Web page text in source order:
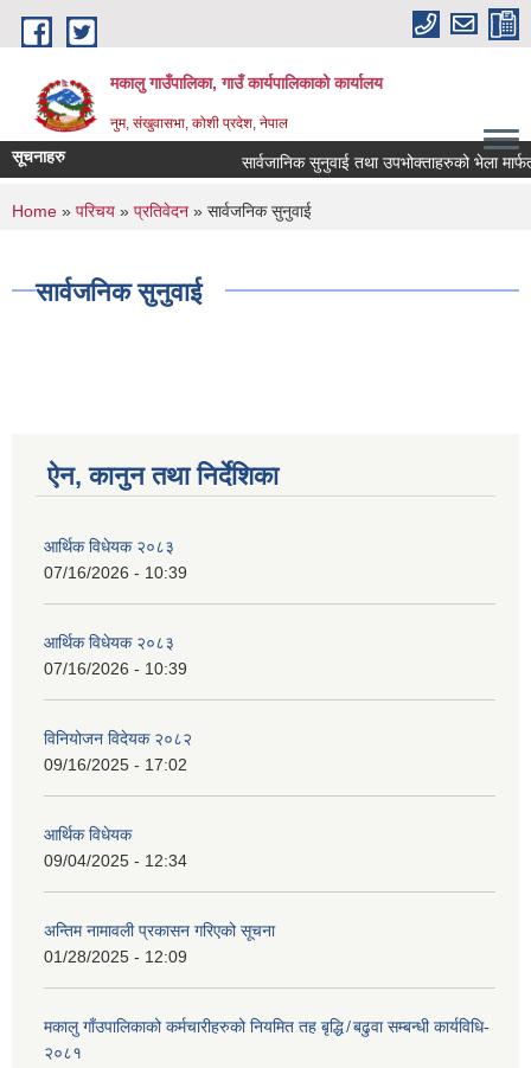
Skip to main content
मकालु गाउँपालिका, गाउँ कार्यपालिकाको कार्यालय
नुम, संखुवासभा, कोशी प्रदेश, नेपाल
सूचनाहरु सार्वजानिक सुनुवाई तथा उपभोक्ताहरुको भेला मार्फत
You are here
Home » परिचय » प्रतिवेदन » सार्वजनिक सुनुवाई
सार्वजनिक सुनुवाई
ऐन, कानुन तथा निर्देशिका
आर्थिक विधेयक २०८३
07/16/2026 - 10:39
आर्थिक विधेयक २०८३
07/16/2026 - 10:39
विनियोजन विदेयक २०८२
09/16/2025 - 17:02
आर्थिक विधेयक
09/04/2025 - 12:34
अन्तिम नामावली प्रकासन गरिएको सूचना
01/28/2025 - 12:09
मकालु गाँउपालिकाको कर्मचारीहरुको नियमित तह बृद्धि ̸ बढुवा सम्बन्धी कार्यविधि-
२०८१